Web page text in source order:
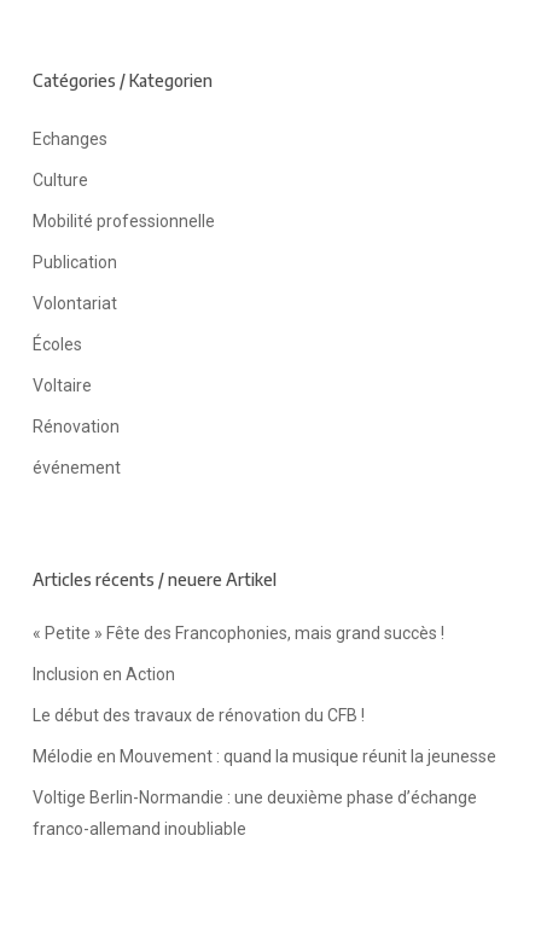
Catégories / Kategorien
Echanges
Culture
Mobilité professionnelle
Publication
Volontariat
Écoles
Voltaire
Rénovation
événement
Articles récents / neuere Artikel
« Petite » Fête des Francophonies, mais grand succès !
Inclusion en Action
Le début des travaux de rénovation du CFB !
Mélodie en Mouvement : quand la musique réunit la jeunesse
Voltige Berlin-Normandie : une deuxième phase d’échange
franco-allemand inoubliable